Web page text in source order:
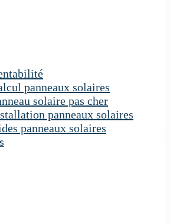
panneaux solaires
solaire pas cher
panneaux solaires
panneaux solaires